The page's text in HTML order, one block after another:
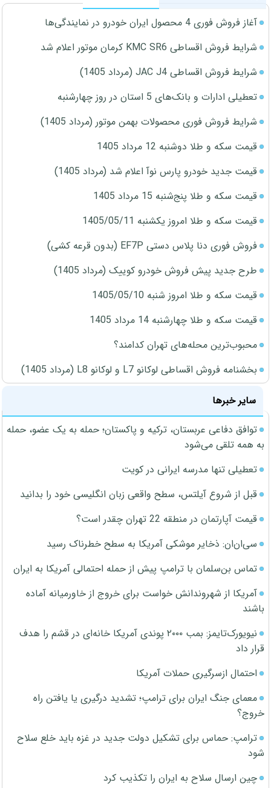
آغاز فروش فوری 4 محصول ایران خودرو در نمایندگی‌ها
شرایط فروش اقساطی KMC SR6 کرمان موتور اعلام شد
شرایط فروش اقساطی JAC J4 (مرداد 1405)
تعطیلی ادارات و بانک‌های 5 استان در روز چهارشنبه
شرایط فروش فوری محصولات بهمن موتور (مرداد 1405)
قیمت سکه و طلا دوشنبه 12 مرداد 1405
قیمت جدید خودرو پارس نوآ اعلام شد (مرداد 1405)
قیمت سکه و طلا پنج‌شنبه 15 مرداد 1405
قیمت سکه و طلا امروز یکشنبه 1405/05/11
فروش فوری دنا پلاس دستی EF7P (بدون قرعه کشی)
طرح جدید پیش فروش خودرو کوییک (مرداد 1405)
قیمت سکه و طلا امروز شنبه 1405/05/10
قیمت سکه و طلا چهارشنبه 14 مرداد 1405
محبوب‌ترین محله‌های تهران کدامند؟
بخشنامه فروش اقساطی لوکانو L7 و لوکانو L8 (مرداد 1405)
سایر خبرها
توافق دفاعی عربستان، ترکیه و پاکستان؛ حمله به یک عضو، حمله
به همه تلقی می‌شود
تعطیلی تنها مدرسه ایرانی در کویت
قبل از شروع آیلتس، سطح واقعی زبان انگلیسی خود را بدانید
قیمت آپارتمان در منطقه 22 تهران چقدر است؟
سی‌ان‌ان: ذخایر موشکی آمریکا به سطح خطرناک رسید
تماس بن‌سلمان با ترامپ پیش از حمله احتمالی آمریکا به ایران
آمریکا از شهروندانش خواست برای خروج از خاورمیانه آماده
باشند
نیویورک‌تایمز: بمب ۲۰۰۰ پوندی آمریکا خانه‌ای در قشم را هدف
قرار داد
احتمال ازسرگیری حملات آمریکا
معمای جنگ ایران برای ترامپ؛ تشدید درگیری یا یافتن راه
خروج؟
ترامپ: حماس برای تشکیل دولت جدید در غزه باید خلع سلاح
شود
چین ارسال سلاح به ایران را تکذیب کرد